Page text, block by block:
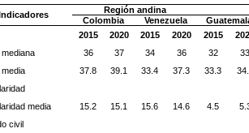
Indicadores
Región andina
Colombia
Venezuela
2015 2020 2015 2020 2015
mediana
36 37 34 36 32
33
media
37.8 39.1 33.4 37.3 33.3
media
15.2 15.1 15.6 14.6 4.5
civil